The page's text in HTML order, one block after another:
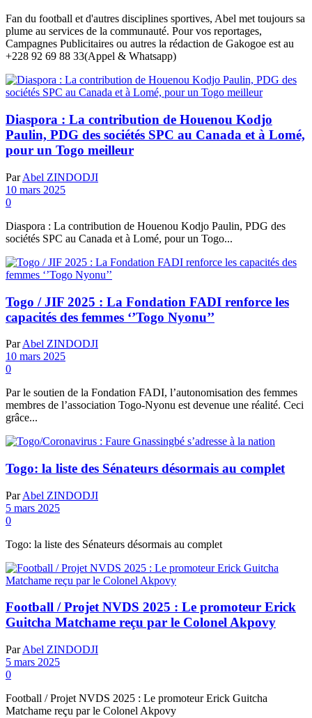
Fan du football et d'autres disciplines sportives, Abel met toujours sa
plume au services de la communauté. Pour vos reportages,
Campagnes Publicitaires ou autres la rédaction de Gakogoe est au
+228 92 69 88 33(Appel & Whatsapp)
Diaspora : La contribution de Houenou Kodjo
Paulin, PDG des sociétés SPC au Canada et à Lomé,
pour un Togo meilleur
Par Abel ZINDODJI
10 mars 2025
0
Diaspora : La contribution de Houenou Kodjo Paulin, PDG des
sociétés SPC au Canada et à Lomé, pour un Togo...
Togo / JIF 2025 : La Fondation FADI renforce les
capacités des femmes ‘’Togo Nyonu’’
Par Abel ZINDODJI
10 mars 2025
0
Par le soutien de la Fondation FADI, l’autonomisation des femmes
membres de l’association Togo-Nyonu est devenue une réalité. Ceci
grâce...
Togo: la liste des Sénateurs désormais au complet
Par Abel ZINDODJI
5 mars 2025
0
Togo: la liste des Sénateurs désormais au complet
Football / Projet NVDS 2025 : Le promoteur Erick
Guitcha Matchame reçu par le Colonel Akpovy
Par Abel ZINDODJI
5 mars 2025
0
Football / Projet NVDS 2025 : Le promoteur Erick Guitcha
Matchame reçu par le Colonel Akpovy